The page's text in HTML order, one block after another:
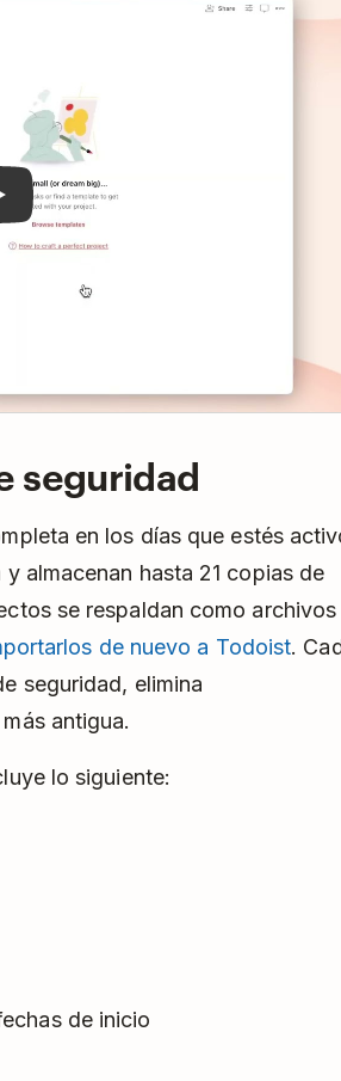
seguridad
en los días que estés
almacenan hasta 21 copias de
se respaldan como archivos
de nuevo a Todoist.
seguridad, elimina
antigua.
lo siguiente:
de inicio